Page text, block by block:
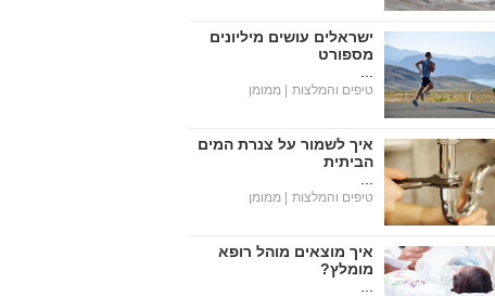
ישראלים עושים מיליונים
מספורט
טיפים והמלצות | ממומן
איך לשמור על צנרת המים
הביתית
טיפים והמלצות | ממומן
איך מוצאים מוהל רופא
מומלץ?